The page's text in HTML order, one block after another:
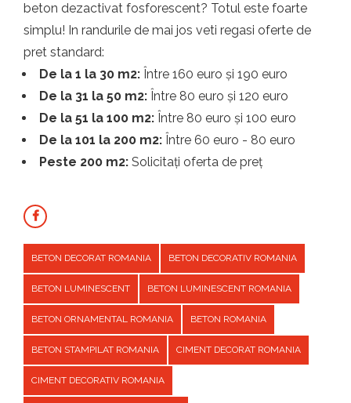
beton dezactivat fosforescent? Totul este foarte
simplu! In randurile de mai jos veti regasi oferte de
pret standard:
De la 1 la 30 m2: Între 160 euro și 190 euro
De la 31 la 50 m2: Între 80 euro și 120 euro
De la 51 la 100 m2: Între 80 euro și 100 euro
De la 101 la 200 m2: Între 60 euro - 80 euro
Peste 200 m2: Solicitați oferta de preț
BETON DECORAT ROMANIA BETON DECORATIV ROMANIA
BETON LUMINESCENT BETON LUMINESCENT ROMANIA
BETON ORNAMENTAL ROMANIA BETON ROMANIA
BETON STAMPILAT ROMANIA CIMENT DECORAT ROMANIA
CIMENT DECORATIV ROMANIA